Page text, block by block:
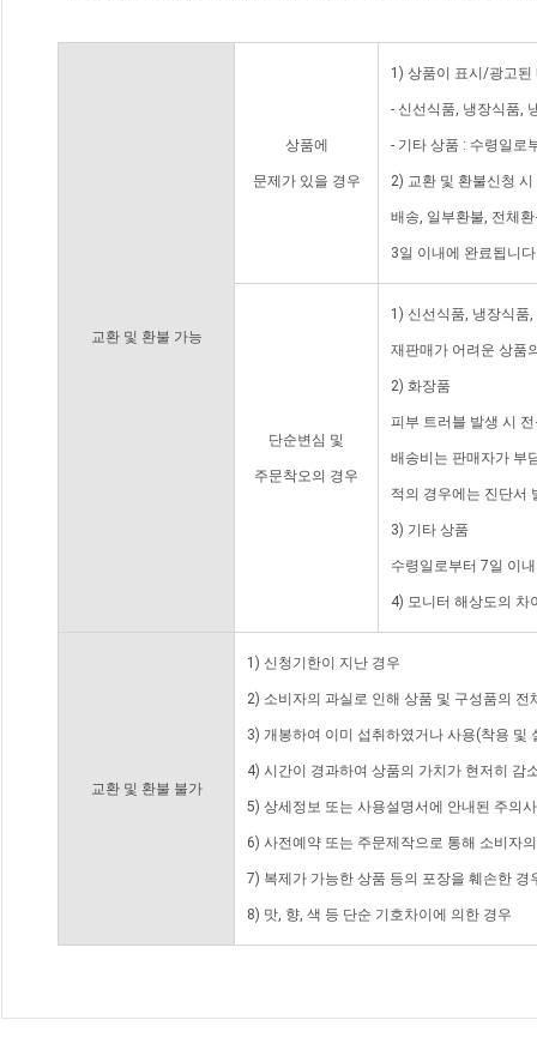
교환 및 환불 가능
상품에
문제가 있을 경우
1) 상품이 표시/광고된
- 신선식품, 냉장식품,
- 기타 상품 : 수령일로
2) 교환 및 환불신청
배송, 일부환불, 전체
3일 이내에 완료됩니
단순변심 및
주문착오의 경우
1) 신선식품, 냉장식품
재판매가 어려운 상품
2) 화장품
피부 트러블 발생 시
배송비는 판매자가 부
적의 경우에는 진단서
3) 기타 상품
수령일로부터 7일 이
4) 모니터 해상도의 차
교환 및 환불 불가
1) 신청기한이 지난 경우
2) 소비자의 과실로 인해 상품 및 구성품의
3) 개봉하여 이미 섭취하였거나 사용(착용 및
4) 시간이 경과하여 상품의 가치가 현저히 감
5) 상세정보 또는 사용설명서에 안내된 주의
6) 사전예약 또는 주문제작으로 통해 소비자
7) 복제가 가능한 상품 등의 포장을 훼손한 경
8) 맛, 향, 색 등 단순 기호차이에 의한 경우